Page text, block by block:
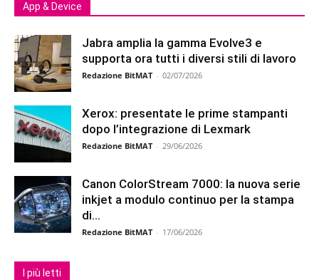
App & Device
Jabra amplia la gamma Evolve3 e
supporta ora tutti i diversi stili di lavoro
Redazione BitMAT - 02/07/2026
Xerox: presentate le prime stampanti
dopo l’integrazione di Lexmark
Redazione BitMAT - 29/06/2026
Canon ColorStream 7000: la nuova serie
inkjet a modulo continuo per la stampa
di...
Redazione BitMAT - 17/06/2026
I più letti